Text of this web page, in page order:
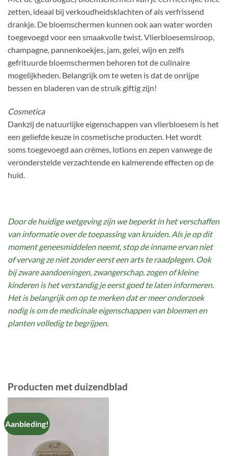
zetten, ideaal bij verkoudheidsklachten of als verfrissend
drankje. De bloemschermen kunnen ook aan water worden
toegevoegd voor een smaakvolle twist. Vlierbloesemsiroop,
champagne, pannenkoekjes, jam, gelei, wijn en zelfs
gefrituurde bloemschermen behoren tot de culinaire
mogelijkheden. Belangrijk om te weten is dat de onrijpe
bessen en bladeren van de struik giftig zijn!
Cosmetica
Dankzij de natuurlijke eigenschappen van vlierbloesem is het
een geliefde keuze in cosmetische producten. Het wordt
soms toegevoegd aan crèmes, lotions en zepen vanwege de
veronderstelde verzachtende en kalmerende effecten op de
huid.
Door de huidige wetgeving zijn we beperkt in het verschaffen
van informatie over de toepassing van kruiden. Als je op dit
moment geneesmiddelen neemt, stop de inname ervan niet
of vervang ze niet zonder eerst een arts te raadplegen. Ook
bij zware aandoeningen, zwangerschap, zogen of kleine
kinderen is het verstandig je eerst goed te laten informeren.
Het is belangrijk om op te merken dat er meer onderzoek
nodig is om de medicinale eigenschappen van bloemen en
planten volledig te begrijpen.
Producten met duizendblad
Aanbieding!
VERLANGLIJST